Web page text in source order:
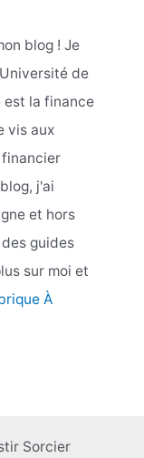
blog ! Je
de
est la finance
vis aux
j'ai
et hors
guides
sur moi et
À
Sorcier